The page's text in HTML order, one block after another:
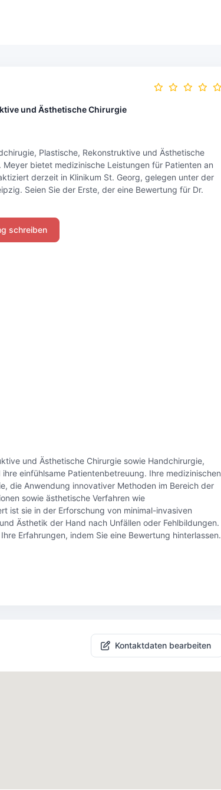
und Ästhetische Chirurgie
Plastische, Rekonstruktive und Ästhetische
bietet medizinische Leistungen für Patienten an
derzeit in Klinikum St. Georg, gelegen unter der
Seien Sie der Erste, der eine Bewertung für Dr.
schreiben
und Ästhetische Chirurgie sowie Handchirurgie,
einfühlsame Patientenbetreuung. Ihre medizinischen
die Anwendung innovativer Methoden im Bereich der
sowie ästhetische Verfahren wie
ist sie in der Erforschung von minimal-invasiven
Ästhetik der Hand nach Unfällen oder Fehlbildungen.
Erfahrungen, indem Sie eine Bewertung hinterlassen.
Kontaktdaten bearbeiten